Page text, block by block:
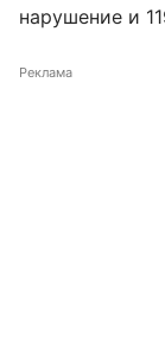
нарушение и
Реклама